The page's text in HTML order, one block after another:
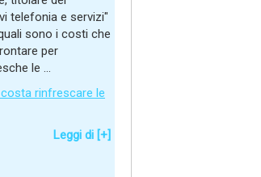
telefonia e servizi"
sono i costi che
per
le ...
rinfrescare le
Leggi di [+]